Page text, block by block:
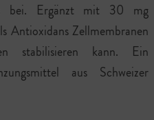
bei. Ergänzt mit 30 mg
Antioxidans Zellmembranen
stabilisieren kann. Ein
aus Schweizer